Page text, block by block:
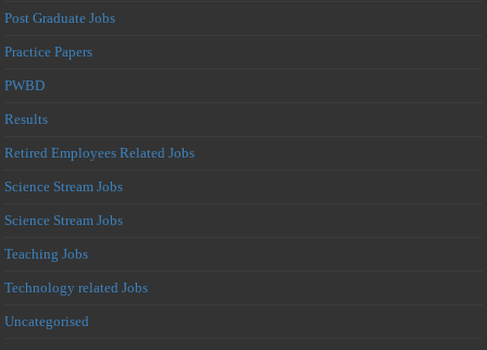
Post Graduate Jobs
Practice Papers
PWBD
Results
Retired Employees Related Jobs
Science Stream Jobs
Science Stream Jobs
Teaching Jobs
Technology related Jobs
Uncategorised